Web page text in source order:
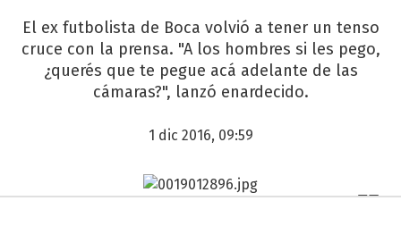
El ex futbolista de Boca volvió a tener un tenso
cruce con la prensa. "A los hombres si les pego,
¿querés que te pegue acá adelante de las
cámaras?", lanzó enardecido.
1 dic 2016, 09:59